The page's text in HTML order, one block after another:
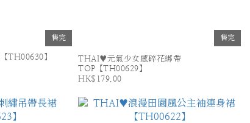
售完
TH00630】
售完
THAI♥元氣少女感碎花綁帶
TOP【TH00629】
HK$179.00